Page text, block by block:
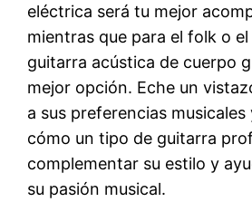
eléctrica será tu mejor
mientras que para el folk o el
guitarra acústica de cuerpo
mejor opción. Eche un
a sus preferencias musicales
cómo un tipo de guitarra
complementar su estilo y
su pasión musical.